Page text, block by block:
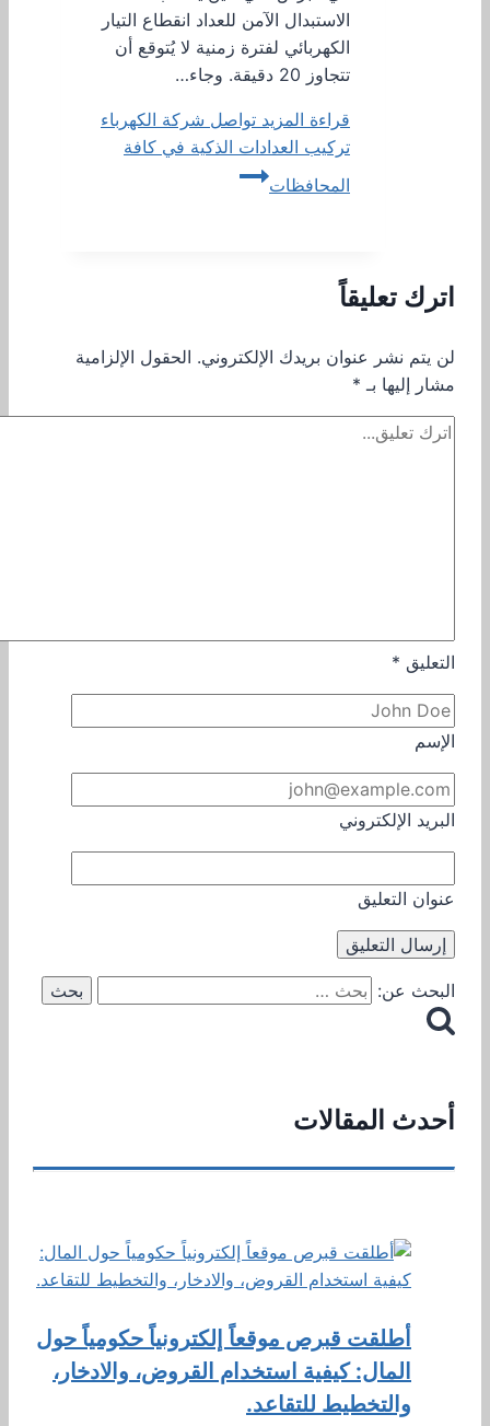
الاستبدال الآمن للعداد انقطاع التيار
الكهربائي لفترة زمنية لا يُتوقع أن
تتجاوز 20 دقيقة. وجاء…
قراءة المزيد تواصل شركة الكهرباء
تركيب العدادات الذكية في كافة
المحافظات
اترك تعليقاً
لن يتم نشر عنوان بريدك الإلكتروني. الحقول الإلزامية
مشار إليها بـ *
التعليق *
الإسم
البريد الإلكتروني
عنوان التعليق
البحث عن:
أحدث المقالات
أطلقت قبرص موقعاً إلكترونياً حكومياً حول
المال: كيفية استخدام القروض، والادخار،
والتخطيط للتقاعد.